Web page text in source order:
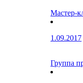
Мастер-
1.09.2017
Группа